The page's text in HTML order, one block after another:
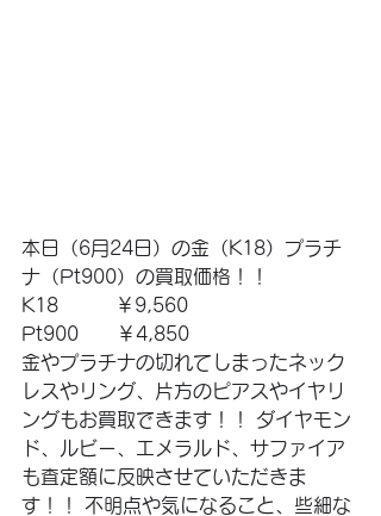
本日（6月24日）の金（K18）プラチ
ナ（Pt900）の買取価格！！
K18　　　￥9,560
Pt900　　￥4,850
金やプラチナの切れてしまったネック
レスやリング、片方のピアスやイヤリ
ングもお買取できます！！ ダイヤモン
ド、ルビー、エメラルド、サファイア
も査定額に反映させていただきま
す！！ 不明点や気になること、些細な